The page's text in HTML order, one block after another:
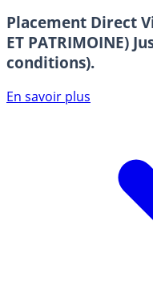
Placement Direct
ET PATRIMOINE)
conditions).
En savoir plus